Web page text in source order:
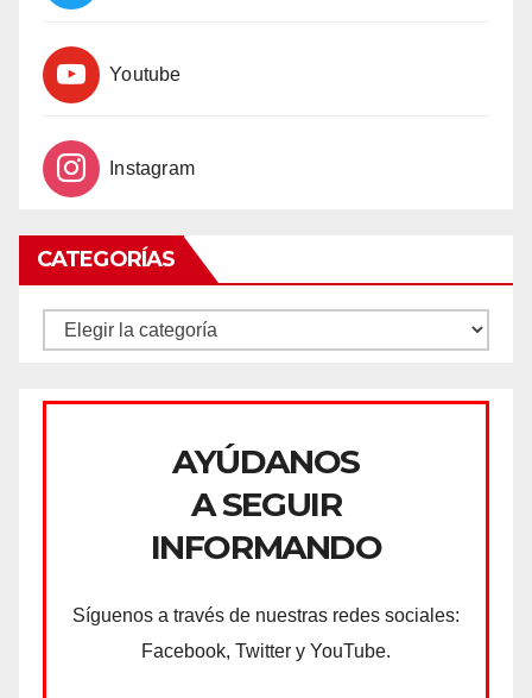
Youtube
Instagram
CATEGORÍAS
CATEGORÍAS
AYÚDANOS
A SEGUIR
INFORMANDO
Síguenos a través de nuestras redes sociales:
Facebook, Twitter y YouTube.